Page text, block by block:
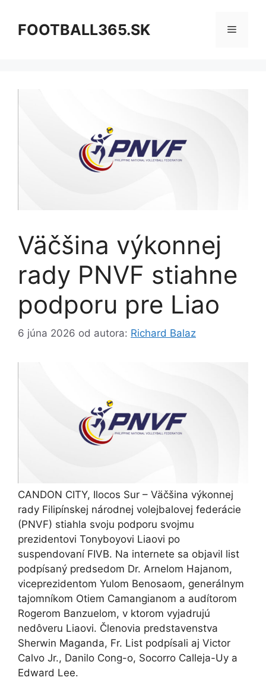
obsahFOOTBALL365.SK Menu
Väčšina výkonnej
rady PNVF stiahne
podporu pre Liao
6 júna 2026 od autora: Richard Balaz
CANDON CITY, Ilocos Sur – Väčšina výkonnej
rady Filipínskej národnej volejbalovej federácie
(PNVF) stiahla svoju podporu svojmu
prezidentovi Tonyboyovi Liaovi po
suspendovaní FIVB. Na internete sa objavil list
podpísaný predsedom Dr. Arnelom Hajanom,
viceprezidentom Yulom Benosaom, generálnym
tajomníkom Otiem Camangianom a audítorom
Rogerom Banzuelom, v ktorom vyjadrujú
nedôveru Liaovi. Členovia predstavenstva
Sherwin Maganda, Fr. List podpísali aj Victor
Calvo Jr., Danilo Cong-o, Socorro Calleja-Uy a
Edward Lee.